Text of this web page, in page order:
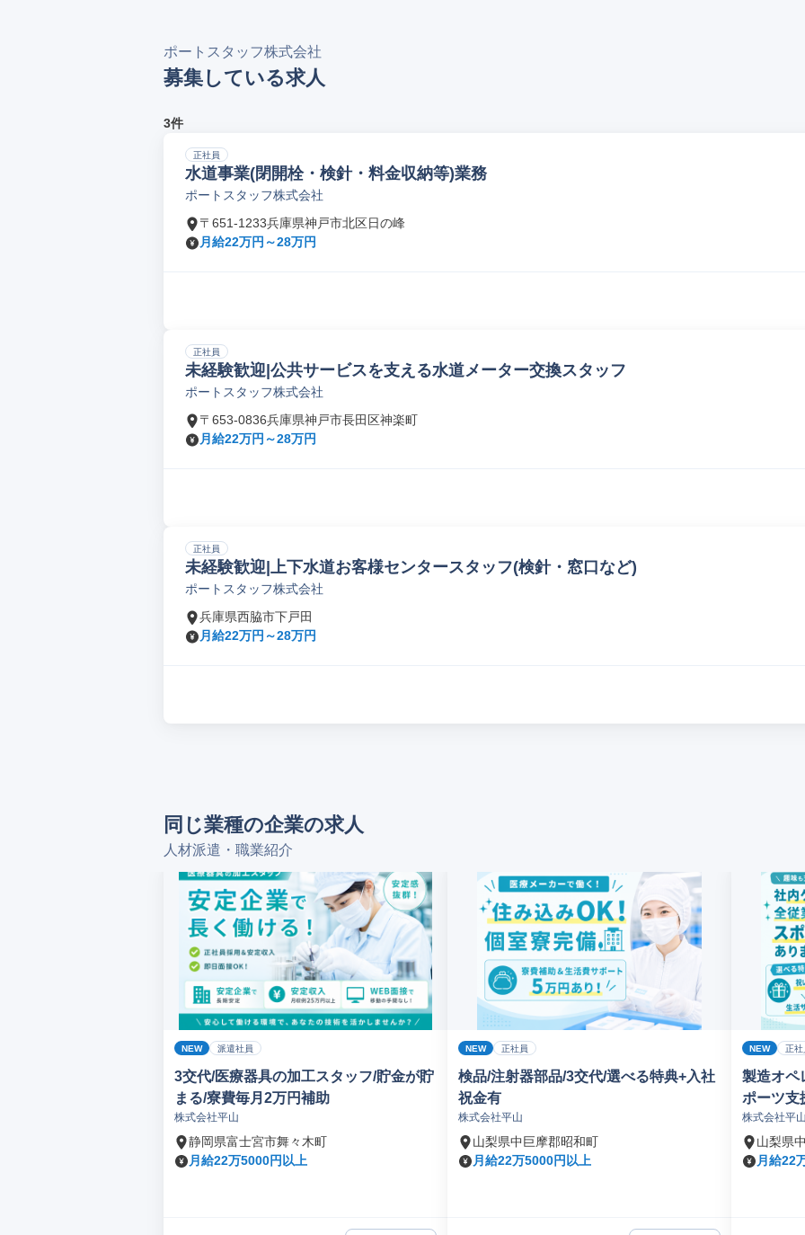
ポートスタッフ株式会社
募集している求人
3件
正社員
水道事業(閉開栓・検針・料金収納等)業務
ポートスタッフ株式会社
〒651-1233兵庫県神戸市北区日の峰
月給22万円～28万円
正社員
未経験歓迎|公共サービスを支える水道メーター交換スタッフ
ポートスタッフ株式会社
〒653-0836兵庫県神戸市長田区神楽町
月給22万円～28万円
正社員
未経験歓迎|上下水道お客様センタースタッフ(検針・窓口など)
ポートスタッフ株式会社
兵庫県西脇市下戸田
月給22万円～28万円
同じ業種の企業の求人
人材派遣・職業紹介
NEW 派遣社員
3交代/医療器具の加工スタッフ/貯金が貯
まる/寮費毎月2万円補助
株式会社平山
静岡県富士宮市舞々木町
月給22万5000円以上
NEW 正社員
検品/注射器部品/3交代/選べる特典+入社
祝金有
株式会社平山
山梨県中巨摩郡昭和町
月給22万5000円以上
NEW 正社
製造オペ
ポーツ支
株式会社平
山梨県
月給22